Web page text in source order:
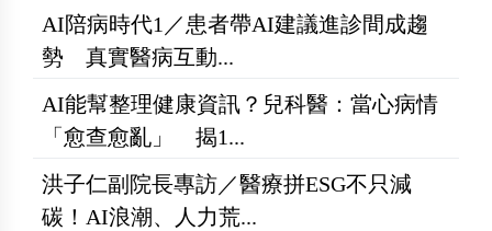
AI陪病時代1／患者帶AI建議進診間成趨
勢 真實醫病互動...
AI能幫整理健康資訊？兒科醫：當心病情
「愈查愈亂」 揭1...
洪子仁副院長專訪／醫療拼ESG不只減
碳！AI浪潮、人力荒...